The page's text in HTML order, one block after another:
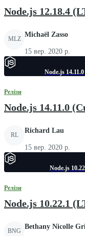
Node.js 12.18.4
MLZ
Michaël Zasso
15 вер. 2020 р.
Node.js
Релізи
Node.js 14.11.0
RL
Richard Lau
15 вер. 2020 р.
Node.js
Релізи
Node.js 10.22.1
BNG
Bethany Nicolle